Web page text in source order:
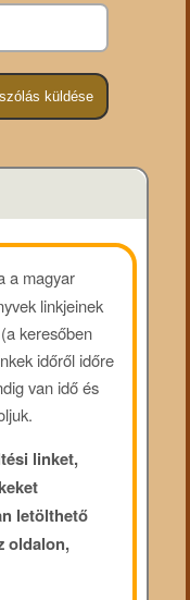
a magyar
linkjeinek
keresőben
időről időre
van idő és
linket,
letölthető
oldalon,